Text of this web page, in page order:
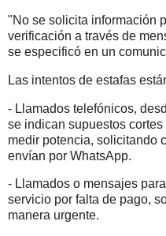
"No se solicita información
verificación a través de
se especificó en un
Las intentos de estafas
- Llamados telefónicos,
se indican supuestos
medir potencia, solicitando
envían por WhatsApp.
- Llamados o mensajes
servicio por falta de pago,
manera urgente.